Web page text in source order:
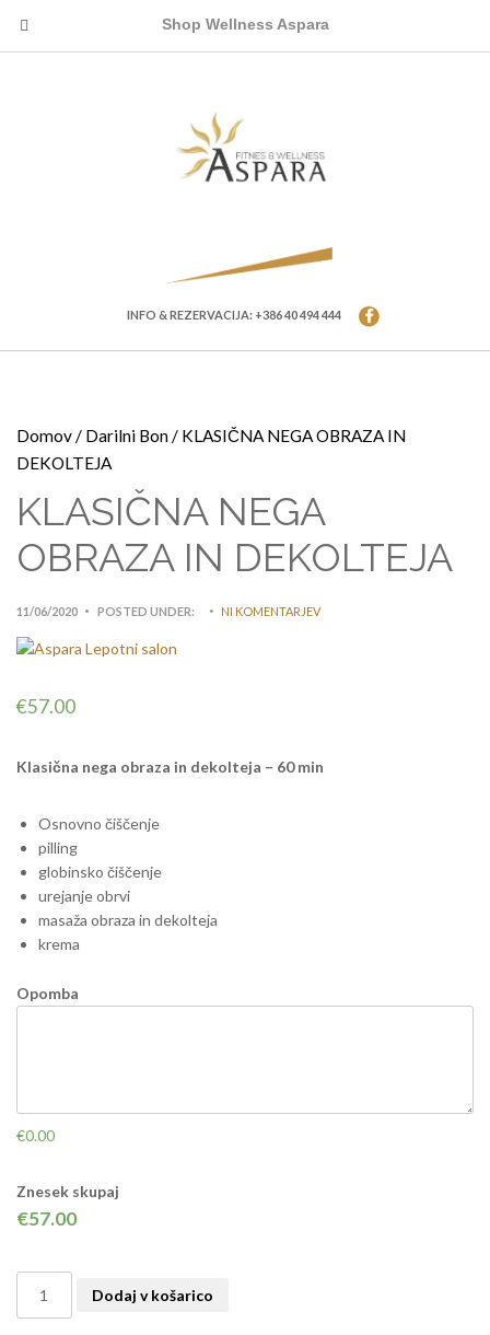
Shop Wellness Aspara
INFO & REZERVACIJA: +386 40 494 444
Domov / Darilni Bon / KLASIČNA NEGA OBRAZA IN
DEKOLTEJA
KLASIČNA NEGA
OBRAZA IN DEKOLTEJA
11/06/2020 POSTED UNDER: NI KOMENTARJEV
€57.00
Klasična nega obraza in dekolteja – 60 min
Osnovno čiščenje
pilling
globinsko čiščenje
urejanje obrvi
masaža obraza in dekolteja
krema
Opomba
€0.00
Znesek skupaj
€57.00
NEGA
Dodaj v košarico